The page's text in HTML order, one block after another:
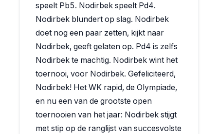
speelt Pb5. Nodirbek speelt Pd4.
Nodirbek blundert op slag. Nodirbek
doet nog een paar zetten, kijkt naar
Nodirbek, geeft gelaten op. Pd4 is zelfs
Nodirbek te machtig. Nodirbek wint het
toernooi, voor Nodirbek. Gefeliciteerd,
Nodirbek! Het WK rapid, de Olympiade,
en nu een van de grootste open
toernooien van het jaar: Nodirbek stijgt
met stip op de ranglijst van succesvolste